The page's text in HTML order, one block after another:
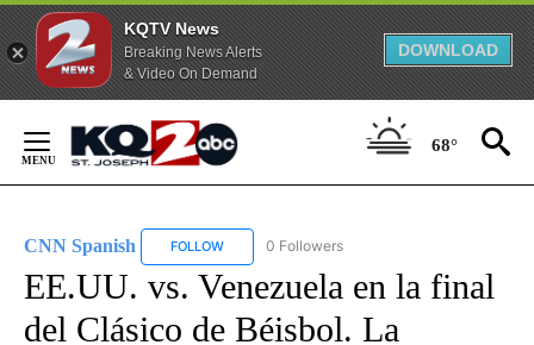
KQTV News
Breaking News Alerts
& Video On Demand
DOWNLOAD
Content
68°
CNN Spanish FOLLOW FOLLOW "CNN SPANISH" TO RECEIVE
0 Followers
EE.UU. vs. Venezuela en la final
del Clásico de Béisbol. La